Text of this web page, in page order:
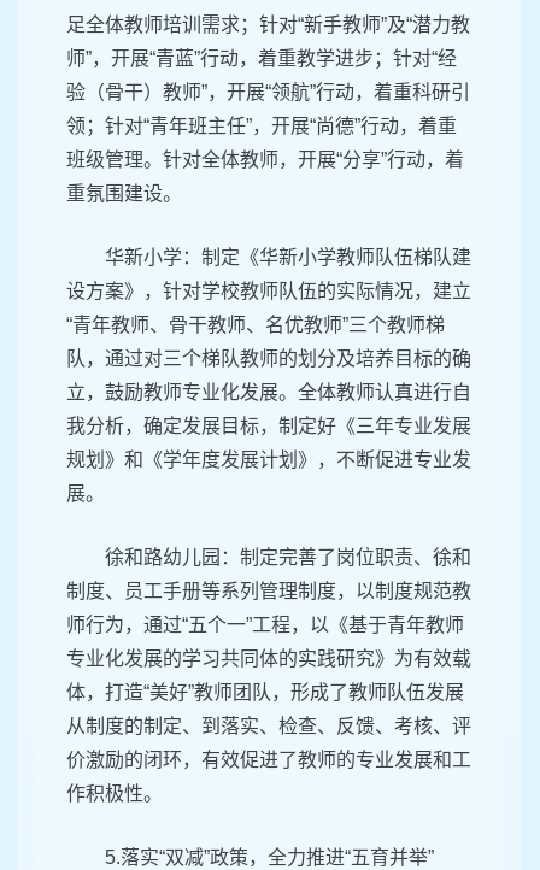
足全体教师培训需求；针对“新手教师”及“潜力教
师”，开展“青蓝”行动，着重教学进步；针对“经
验（骨干）教师”，开展“领航”行动，着重科研引
领；针对“青年班主任”，开展“尚德”行动，着重
班级管理。针对全体教师，开展“分享”行动，着
重氛围建设。
华新小学：制定《华新小学教师队伍梯队建
设方案》，针对学校教师队伍的实际情况，建立
“青年教师、骨干教师、名优教师”三个教师梯
队，通过对三个梯队教师的划分及培养目标的确
立，鼓励教师专业化发展。全体教师认真进行自
我分析，确定发展目标，制定好《三年专业发展
规划》和《学年度发展计划》，不断促进专业发
展。
徐和路幼儿园：制定完善了岗位职责、徐和
制度、员工手册等系列管理制度，以制度规范教
师行为，通过“五个一”工程，以《基于青年教师
专业化发展的学习共同体的实践研究》为有效载
体，打造“美好”教师团队，形成了教师队伍发展
从制度的制定、到落实、检查、反馈、考核、评
价激励的闭环，有效促进了教师的专业发展和工
作积极性。
5.落实“双减”政策，全力推进“五育并举”